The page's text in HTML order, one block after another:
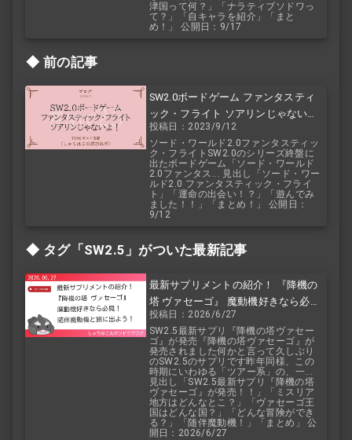
津国って何？」「ナラティブソドワっ
て？」「自キャラを紹介」「まと
め！」 公開日：9/17
前の記事
SW2.0ボードゲーム ファンタスティ
ック・フライト ソアリンじゃない
よ！
投稿日：2023/9/12
ソード・ワールド2.0ファンタスティッ
ク・フライトSW2.0のシリーズ終盤に
出たボードゲーム「ソード・ワールド
2.0ファンタス... 見出し「ソード・ワー
ルド2.0 ファンタスティック・フライ
ト」「運命の出会い！？」「遊んでみ
ました！！」「まとめ！」 公開日：
9/12
タグ「SW2.5」がついた最新記事
最新サプリメントの紹介！ 『降機の
塔 ヴァセーゴ』 魔動機好きなら必
見！ 随伴魔動機と旅に出よう！
投稿日：2026/6/27
SW2.5最新サプリ『降機の塔ヴァセー
ゴ』が発売『降機の塔ヴァセーゴ』が
発売されました何かと言って久しぶり
のSW2.5のサプリです昨年同様、この
時期にいわゆる「ツアー系」の、一...
見出し「SW2.5最新サプリ『降機の塔
ヴァセーゴ』が発売！！」「ミスリア
地方はどんなとこ？」「ヴァセーゴ王
国はどんな国？」「どんな冒険ができ
る？」「随伴魔動機！」「まとめ」 公
開日：2026/6/27